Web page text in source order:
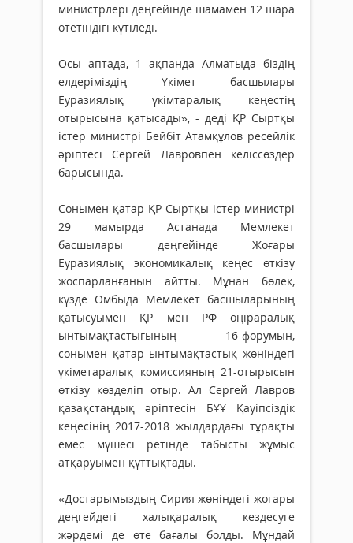
министрлері деңгейінде шамамен 12 шара
өтетіндігі күтіледі.
Осы аптада, 1 ақпанда Алматыда біздің
елдеріміздің Үкімет басшылары
Еуразиялық үкімтаралық кеңестің
отырысына қатысады», - деді ҚР Сыртқы
істер министрі Бейбіт Атамқұлов ресейлік
әріптесі Сергей Лавровпен келіссөздер
барысында.
Сонымен қатар ҚР Сыртқы істер министрі
29 мамырда Астанада Мемлекет
басшылары деңгейінде Жоғары
Еуразиялық экономикалық кеңес өткізу
жоспарланғанын айтты. Мұнан бөлек,
күзде Омбыда Мемлекет басшыларының
қатысуымен ҚР мен РФ өңіраралық
ынтымақтастығының 16-форумын,
сонымен қатар ынтымақтастық жөніндегі
үкіметаралық комиссияның 21-отырысын
өткізу көзделіп отыр. Ал Сергей Лавров
қазақстандық әріптесін БҰҰ Қауіпсіздік
кеңесінің 2017-2018 жылдардағы тұрақты
емес мүшесі ретінде табысты жұмыс
атқаруымен құттықтады.
«Достарымыздың Сирия жөніндегі жоғары
деңгейдегі халықаралық кездесуге
жәрдемі де өте бағалы болды. Мұндай